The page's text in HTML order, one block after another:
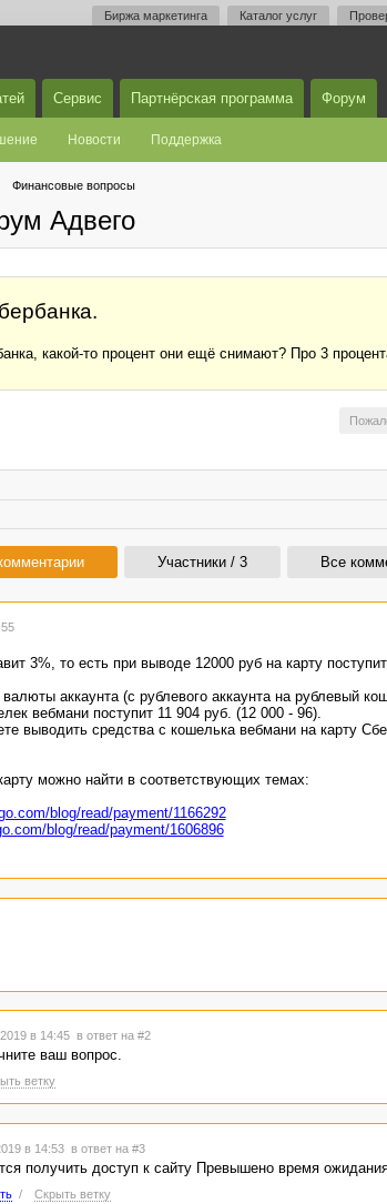
Биржа маркетинга Каталог услуг
Сервис Партнёрская программа Форум
Новости Поддержка
Финансовые вопросы
Адвего
какой-то процент они ещё снимают? Про 3
Участники / 3 Все
3%, то есть при выводе 12000 руб на карту
аккаунта (с рублевого аккаунта на рублевый
вебмани поступит 11 904 руб. (12 000 - 96).
выводить средства с кошелька вебмани на карту
можно найти в соответствующих темах:
blog/read/payment/1166292
blog/read/payment/1606896
в 14:45 в ответ на #2
ваш вопрос.
ветку
в 14:53 в ответ на #3
получить доступ к сайту Превышено время
/ Скрыть ветку